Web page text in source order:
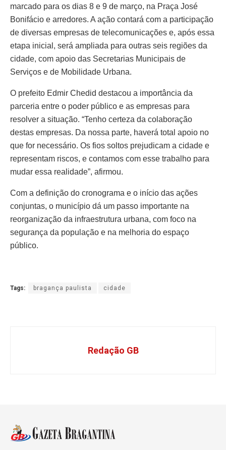
marcado para os dias 8 e 9 de março, na Praça José
Bonifácio e arredores. A ação contará com a participação
de diversas empresas de telecomunicações e, após essa
etapa inicial, será ampliada para outras seis regiões da
cidade, com apoio das Secretarias Municipais de
Serviços e de Mobilidade Urbana.
O prefeito Edmir Chedid destacou a importância da
parceria entre o poder público e as empresas para
resolver a situação. “Tenho certeza da colaboração
destas empresas. Da nossa parte, haverá total apoio no
que for necessário. Os fios soltos prejudicam a cidade e
representam riscos, e contamos com esse trabalho para
mudar essa realidade”, afirmou.
Com a definição do cronograma e o início das ações
conjuntas, o município dá um passo importante na
reorganização da infraestrutura urbana, com foco na
segurança da população e na melhoria do espaço
público.
Tags: bragança paulista cidade
Redação GB